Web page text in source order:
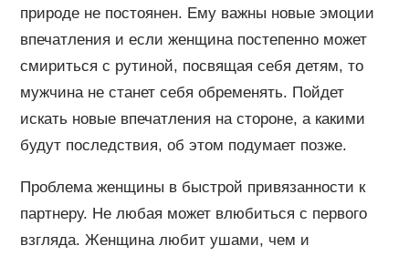
природе не постоянен. Ему важны новые эмоции
впечатления и если женщина постепенно может
смириться с рутиной, посвящая себя детям, то
мужчина не станет себя обременять. Пойдет
искать новые впечатления на стороне, а какими
будут последствия, об этом подумает позже.
Проблема женщины в быстрой привязанности к
партнеру. Не любая может влюбиться с первого
взгляда. Женщина любит ушами, чем и